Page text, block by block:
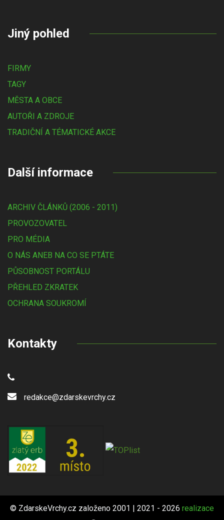
Jiný pohled
FIRMY
TAGY
MĚSTA A OBCE
AUTOŘI A ZDROJE
TRADIČNÍ A TÉMATICKÉ AKCE
Další informace
ARCHIV ČLÁNKŮ (2006 - 2011)
PROVOZOVATEL
PRO MÉDIA
O NÁS ANEB NA CO SE PTÁTE
PŮSOBNOST PORTÁLU
PŘEHLED ZKRATEK
OCHRANA SOUKROMÍ
Kontakty
redakce@zdarskevrchy.cz
© ZdarskeVrchy.cz založeno 2001 | 2021 - 2026 realizace